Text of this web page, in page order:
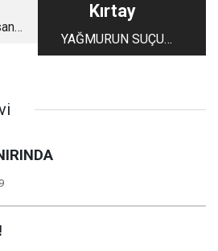
Kırtay
YAĞMURUN SUÇU
NE?